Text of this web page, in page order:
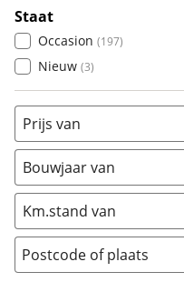
Kia
Mazda ( 0 )
Mercedes-Benz
Nissan
Opel (5)
Peugeot (13
Renault
Seat (5)
SKODA (11)
Suzuki (1)
Staat
Occasion (197)
Nieuw (3)
Prijs van
Bouwjaar van
Km.stand van
Postcode of plaats